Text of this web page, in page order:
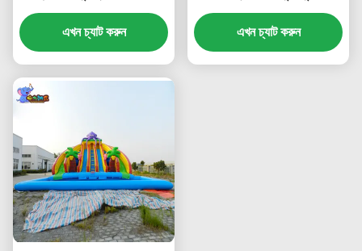
অ্যামিউজমেন্ট পার্কের জন্য
এখন চ্যাট করুন
অ্যান্টি স্লিপ
এখন চ্যাট করুন